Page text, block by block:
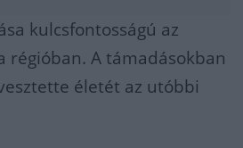
kulcsfontosságú az
régióban. A támadásokban
életét az utóbbi